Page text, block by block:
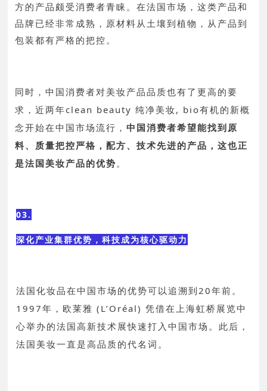
方的产品颇受消费者青睐。在法国市场，这类产品和
品牌已经非常成熟，原材料从土壤到植物，从产品到
包装都有严格的把控。
同时，中国消费者对美妆产品品质也有了更高的要
求，近两年clean beauty 纯净美妆, bio有机的新概
念开始在中国市场流行，中国消费者希望能找到原
料、质量把控严格，配方、技术先进的产品，这也正
是法国美妆产品的优势。
03.
深化产业集群优势，科技成为核心驱动力
法国化妆品在中国市场的优势可以追溯到20年前。
1997年，欧莱雅 (L’Oréal) 凭借在上海虹桥展览中
心举办的法国高新技术展快速打入中国市场。此后，
法国美妆一直是高品质的代名词。